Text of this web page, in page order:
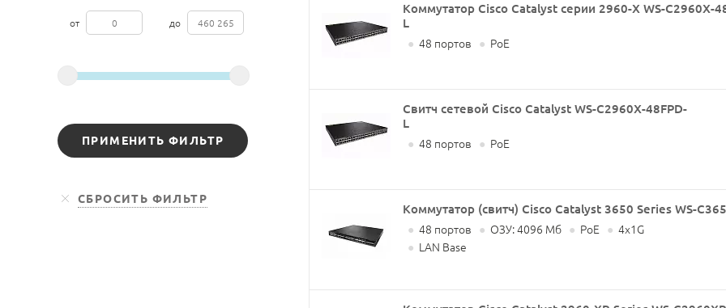
от до
Коммутатор Cisco Catalyst серии 2960-X WS-C2960X-
L
● 48 портов ● PoE
Свитч сетевой Cisco Catalyst WS-C2960X-48FPD-
L
● 48 портов ● PoE
Коммутатор (свитч) Cisco Catalyst 3650 Series WS-
● 48 портов ● ОЗУ: 4096 Мб ● PoE ● 4x1G
● LAN Base